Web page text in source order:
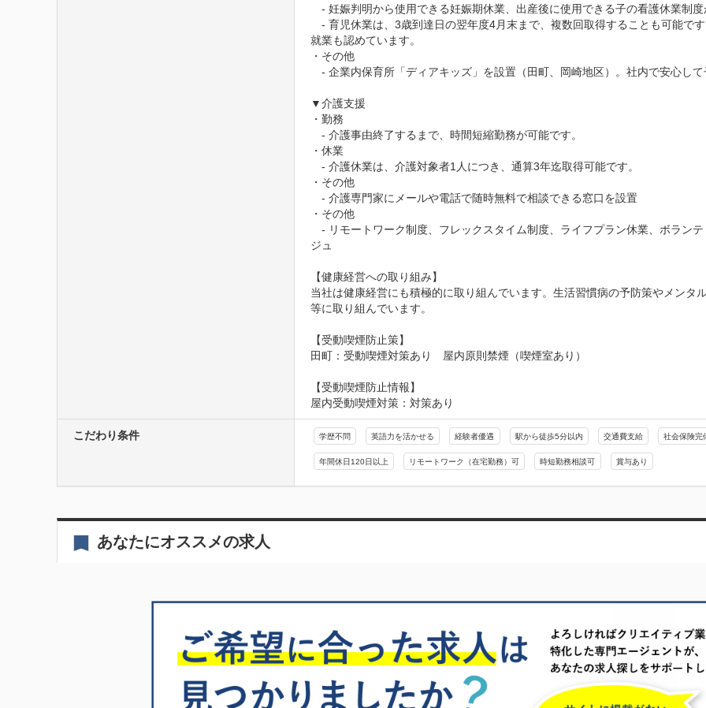
- 妊娠判明から使用できる妊娠期休業、出産後に使用できる子の看護休業制
- 育児休業は、3歳到達日の翌年度4月末まで、複数回取得することも可能で
就業も認めています。
・その他
- 企業内保育所「ディアキッズ」を設置（田町、岡崎地区）。社内で安心し
▼介護支援
・勤務
- 介護事由終了するまで、時間短縮勤務が可能です。
・休業
- 介護休業は、介護対象者1人につき、通算3年迄取得可能です。
・その他
- 介護専門家にメールや電話で随時無料で相談できる窓口を設置
・その他
- リモートワーク制度、フレックスタイム制度、ライフプラン休業、ボラン
ジュ
【健康経営への取り組み】
当社は健康経営にも積極的に取り組んでいます。生活習慣病の予防策やメンタ
等に取り組んでいます。
【受動喫煙防止策】
田町：受動喫煙対策あり　屋内原則禁煙（喫煙室あり）
【受動喫煙防止情報】
屋内受動喫煙対策：対策あり
こだわり条件 学歴不問 英語力を活かせる 経験者優遇 駅から徒歩5分以内 交通費支給 社会保険完
年間休日120日以上 リモートワーク（在宅勤務）可 時短勤務相談可 賞与あり
あなたにオススメの求人